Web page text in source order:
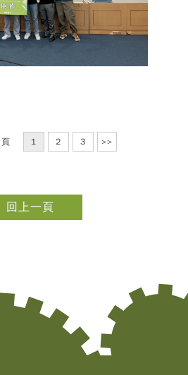
頁 1 2 3 >>
回上一頁